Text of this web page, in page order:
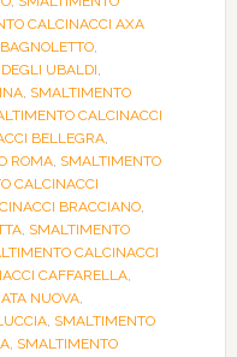
CALCINACCI AXA
,
UBALDI,
, SMALTIMENTO
CALCINACCI
BELLEGRA,
ROMA, SMALTIMENTO
CALCINACCI
BRACCIANO,
, SMALTIMENTO
CALCINACCI
CAFFARELLA,
NUOVA,
, SMALTIMENTO
, SMALTIMENTO